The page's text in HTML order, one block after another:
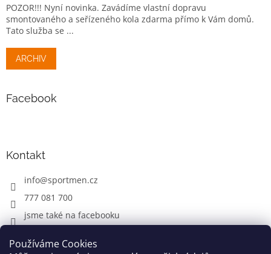
Používáme Cookies
POZOR!!! Nyní novinka. Zavádíme vlastní dopravu
smontovaného a seřízeného kola zdarma přímo k Vám domů.
Tato služba se ...
ARCHIV
Facebook
Kontakt
info@sportmen.cz
777 081 700
jsme také na facebooku